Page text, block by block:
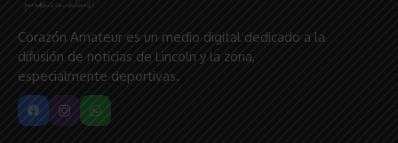
Corazón Amateur es un medio digital dedicado a la
difusión de noticias de Lincoln y la zona,
especialmente deportivas.